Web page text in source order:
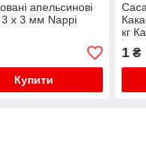
апельсинові
3 х 3 мм Nappi
Купити
кг
кг
1 ₴